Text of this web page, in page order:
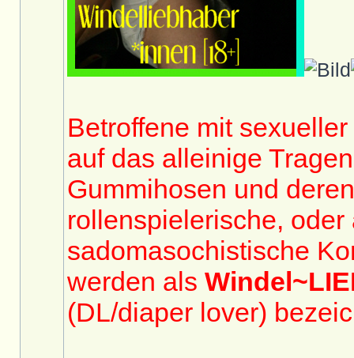
Betroffene mit
auf das alleinige
Gummihosen und
rollenspielerische, oder
sadomasochistische
werden als
(DL/diaper lover)